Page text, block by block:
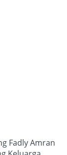
Fadly Amran